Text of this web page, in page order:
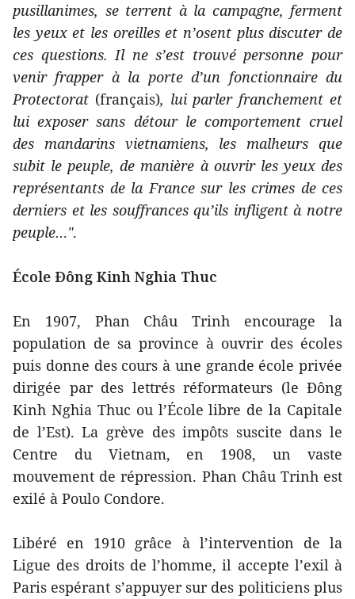
pusillanimes, se terrent à la campagne, ferment
les yeux et les oreilles et n’osent plus discuter de
ces questions. Il ne s’est trouvé personne pour
venir frapper à la porte d’un fonctionnaire du
Protectorat (français), lui parler franchement et
lui exposer sans détour le comportement cruel
des mandarins vietnamiens, les malheurs que
subit le peuple, de manière à ouvrir les yeux des
représentants de la France sur les crimes de ces
derniers et les souffrances qu’ils infligent à notre
peuple…".
École Ðông Kinh Nghia Thuc
En 1907, Phan Châu Trinh encourage la
population de sa province à ouvrir des écoles
puis donne des cours à une grande école privée
dirigée par des lettrés réformateurs (le Ðông
Kinh Nghia Thuc ou l’École libre de la Capitale
de l’Est). La grève des impôts suscite dans le
Centre du Vietnam, en 1908, un vaste
mouvement de répression. Phan Châu Trinh est
exilé à Poulo Condore.
Libéré en 1910 grâce à l’intervention de la
Ligue des droits de l’homme, il accepte l’exil à
Paris espérant s’appuyer sur des politiciens plus